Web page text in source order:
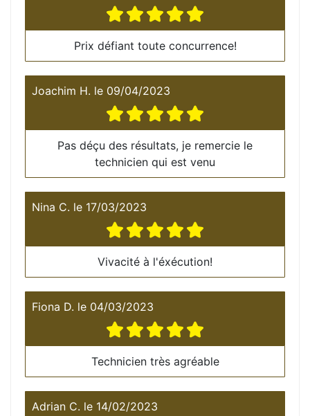
Prix défiant toute concurrence!
Joachim H. le 09/04/2023
Pas déçu des résultats, je remercie le
technicien qui est venu
Nina C. le 17/03/2023
Vivacité à l'éxécution!
Fiona D. le 04/03/2023
Technicien très agréable
Adrian C. le 14/02/2023